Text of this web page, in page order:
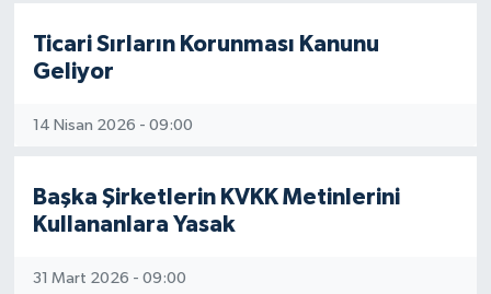
Ticari Sırların Korunması Kanunu
Geliyor
14 Nisan 2026 - 09:00
Başka Şirketlerin KVKK Metinlerini
Kullananlara Yasak
31 Mart 2026 - 09:00